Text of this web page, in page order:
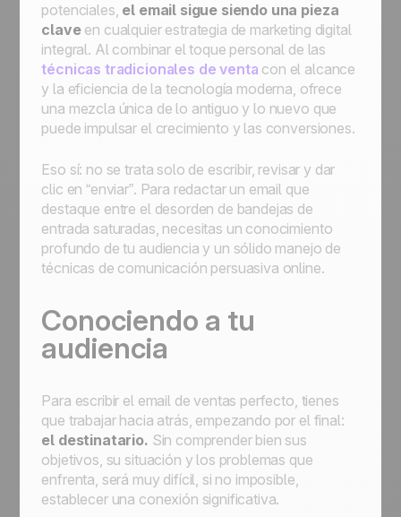
potenciales, el email sigue siendo una pieza
claveen cualquier estrategia de marketing digital
integral. Al combinar el toque personal de las
técnicas tradicionales de venta con el alcance
y la eficiencia de la tecnología moderna, ofrece
una mezcla única de lo antiguo y lo nuevo que
puede impulsar el crecimiento y las conversiones.
Eso sí: no se trata solo de escribir, revisar y dar
clic en “enviar”. Para redactar un email que
destaque entre el desorden de bandejas de
entrada saturadas, necesitas un conocimiento
profundo de tu audiencia y un sólido manejo de
técnicas de comunicación persuasiva online.
Conociendo a tu
audiencia
Para escribir el email de ventas perfecto, tienes
que trabajar hacia atrás, empezando por el final:
el destinatario. Sin comprender bien sus
objetivos, su situación y los problemas que
enfrenta, será muy difícil, si no imposible,
establecer una conexión significativa.